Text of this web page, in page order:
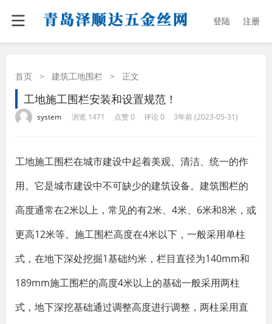
登陆 注册
首页 > 建筑工地围栏 > 正文
工地施工围栏安装和设置规范！
system 浏览 1471 点赞 0 评论 0 3年前 (2023-05-31)
工地施工围栏在城市建设中起着美观、清洁、统一的作
用。它是城市建设中不可缺少的建筑设备。建筑围栏的
高度通常在2米以上，常见的有2米、4米、6米和8米，或
更高12米等。施工围栏高度在4米以下，一般采用单柱
式，在地下深处挖掘1基础约米，栏目直径为140mm和
189mm施工围栏的高度4米以上的基础一般采用两柱
式，地下深挖基础通过调整高度进行调整，两柱采用直